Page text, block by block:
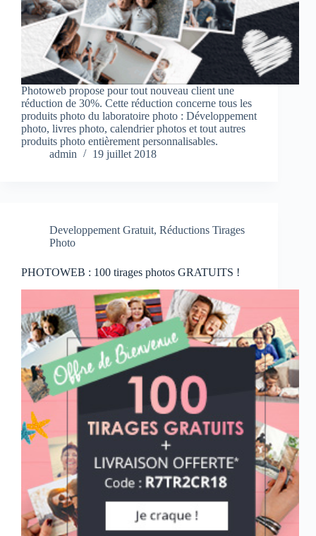
Photoweb propose pour tout nouveau client une
réduction de 30%. Cette réduction concerne tous les
produits photo du laboratoire photo : Développement
photo, livres photo, calendrier photos et tout autres
produits photo entièrement personnalisables.
admin
19 juillet 2018
Developpement Gratuit, Réductions Tirages
Photo
PHOTOWEB : 100 tirages photos GRATUITS !